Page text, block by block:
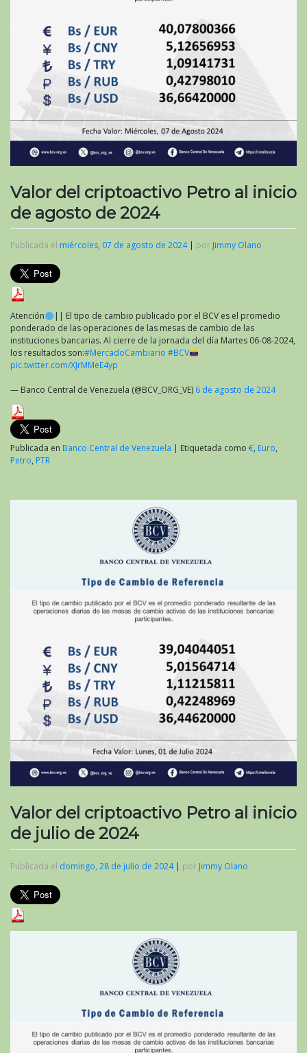
Valor del criptoactivo Petro al inicio
de agosto de 2024
Publicada el miércoles, 07 de agosto de 2024| por Jimmy Olano
Atención
|| El tipo de cambio publicado por el BCV es el promedio
ponderado de las operaciones de las mesas de cambio de las
instituciones bancarias. Al cierre de la jornada del día Martes 06-08-2024,
los resultados son:#MercadoCambiario #BCV
pic.twitter.com/XJrMMeE4yp
— Banco Central de Venezuela (@BCV_ORG_VE) 6 de agosto de 2024
Publicada en Banco Central de Venezuela | Etiquetada como €, Euro,
Petro, PTR
Valor del criptoactivo Petro al inicio
de julio de 2024
Publicada el domingo, 28 de julio de 2024| por Jimmy Olano